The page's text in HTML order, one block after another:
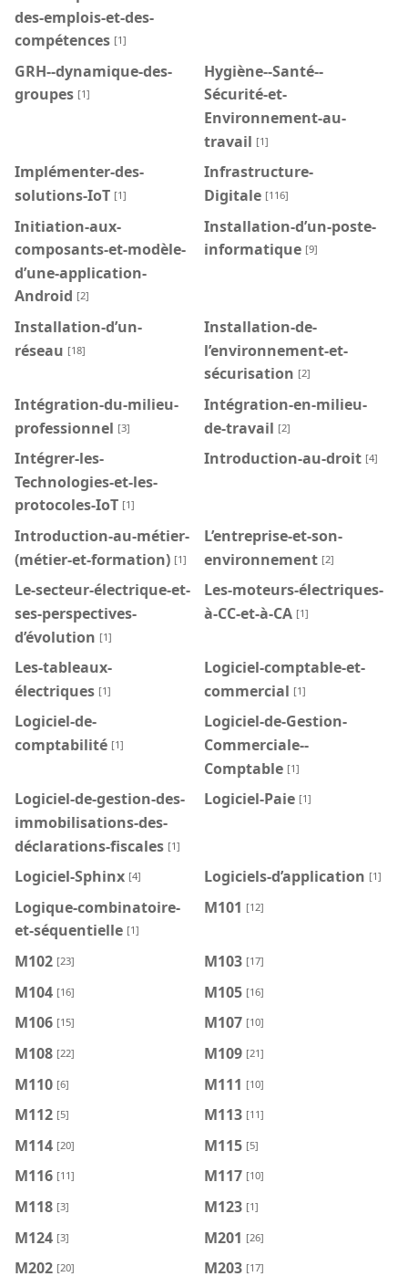
des-emplois-et-des-
compétences [1]
GRH--dynamique-des-
groupes [1]
Hygiène--Santé--
Sécurité-et-
Environnement-au-
travail [1]
Implémenter-des-
solutions-IoT [1]
Infrastructure-
Digitale [116]
Initiation-aux-
composants-et-modèle-
d’une-application-
Android [2]
Installation-d’un-poste-
informatique [9]
Installation-d’un-
réseau [18]
Installation-de-
l’environnement-et-
sécurisation [2]
Intégration-du-milieu-
professionnel [3]
Intégration-en-milieu-
de-travail [2]
Intégrer-les-
Technologies-et-les-
protocoles-IoT [1]
Introduction-au-droit [4]
Introduction-au-métier-
(métier-et-formation) [1]
L’entreprise-et-son-
environnement [2]
Le-secteur-électrique-et-
ses-perspectives-
d’évolution [1]
Les-moteurs-électriques-
à-CC-et-à-CA [1]
Les-tableaux-
électriques [1]
Logiciel-comptable-et-
commercial [1]
Logiciel-de-
comptabilité [1]
Logiciel-de-Gestion-
Commerciale--
Comptable [1]
Logiciel-de-gestion-des-
immobilisations-des-
déclarations-fiscales [1]
Logiciel-Paie [1]
Logiciel-Sphinx [4] Logiciels-d’application [1]
Logique-combinatoire-
et-séquentielle [1]
M101 [12]
M102 [23] M103 [17]
M104 [16] M105 [16]
M106 [15] M107 [10]
M108 [22] M109 [21]
M110 [6] M111 [10]
M112 [5] M113 [11]
M114 [20] M115 [5]
M116 [11] M117 [10]
M118 [3] M123 [1]
M124 [3] M201 [26]
M202 [20] M203 [17]